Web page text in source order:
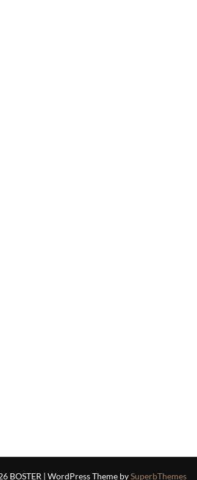
BOSTER | WordPress Theme bySuperbThemes